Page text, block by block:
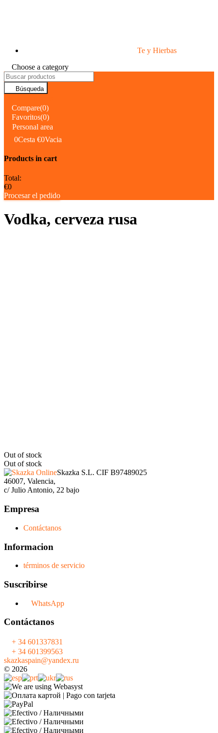
Te y Hierbas
Choose a category
Búsqueda
Compare(0)
Favoritos(0)
Personal area
0Cesta €0Vacia
Products in cart
Total:
€0
Procesar el pedido
Vodka, cerveza rusa
Out of stock
Out of stock
Skazka S.L. CIF B97489025
46007, Valencia,
c/ Julio Antonio, 22 bajo
Empresa
Contáctanos
Informacion
términos de servicio
Suscribirse
WhatsApp
Contáctanos
+ 34 601337831
+ 34 601399563
skazkaspain@yandex.ru
© 2026